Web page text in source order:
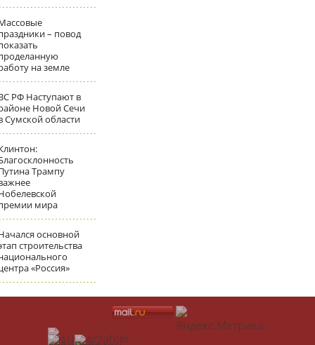
– повод
на земле
РФ Наступают в
Новой Сечи
Сумской области
Трампу
мира
основной
строительства
«Россия»